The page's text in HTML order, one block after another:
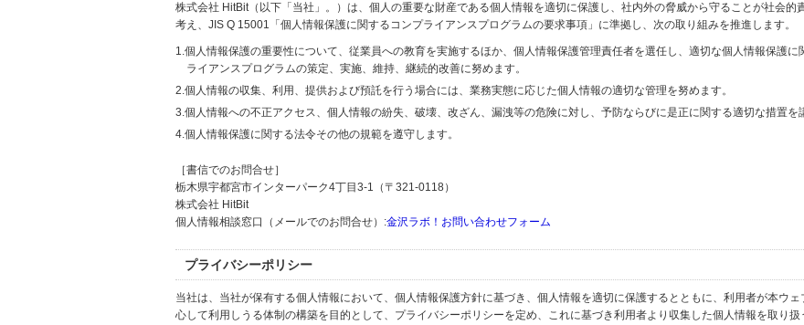
株式会社 HitBit（以下「当社」。）は、個人の重要な財産である個人情報を適切に保護し、社内外の脅威から守ることが社会的
考え、JIS Q 15001「個人情報保護に関するコンプライアンスプログラムの要求事項」に準拠し、次の取り組みを推進します。
1.個人情報保護の重要性について、従業員への教育を実施するほか、個人情報保護管理責任者を選任し、適切な個人情報保護に
ライアンスプログラムの策定、実施、維持、継続的改善に努めます。
2.個人情報の収集、利用、提供および預託を行う場合には、業務実態に応じた個人情報の適切な管理を努めます。
3.個人情報への不正アクセス、個人情報の紛失、破壊、改ざん、漏洩等の危険に対し、予防ならびに是正に関する適切な措置を
4.個人情報保護に関する法令その他の規範を遵守します。
［書信でのお問合せ］
栃木県宇都宮市インターパーク4丁目3-1（〒321-0118）
株式会社 HitBit
個人情報相談窓口（メールでのお問合せ）:金沢ラボ！お問い合わせフォーム
プライバシーポリシー
当社は、当社が保有する個人情報において、個人情報保護方針に基づき、個人情報を適切に保護するとともに、利用者が本ウェ
心して利用しうる体制の構築を目的として、プライバシーポリシーを定め、これに基づき利用者より収集した個人情報を取り扱